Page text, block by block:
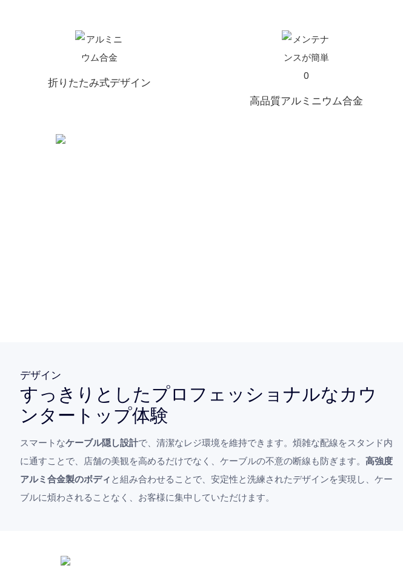
折りたたみ式デザイン
高品質アルミニウム合金
デザイン
すっきりとしたプロフェッショナルなカウ
ンタートップ体験
スマートなケーブル隠し設計で、清潔なレジ環境を維持できます。煩雑な配線をスタンド内
に通すことで、店舗の美観を高めるだけでなく、ケーブルの不意の断線も防ぎます。高強度
アルミ合金製のボディと組み合わせることで、安定性と洗練されたデザインを実現し、ケー
ブルに煩わされることなく、お客様に集中していただけます。